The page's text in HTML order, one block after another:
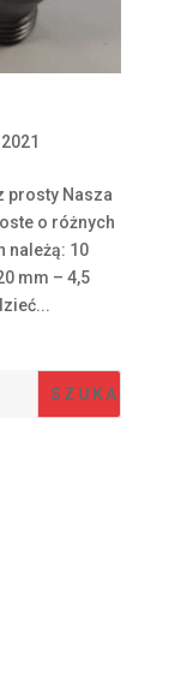
prosty Nasza
o różnych
należą: 10
mm – 4,5